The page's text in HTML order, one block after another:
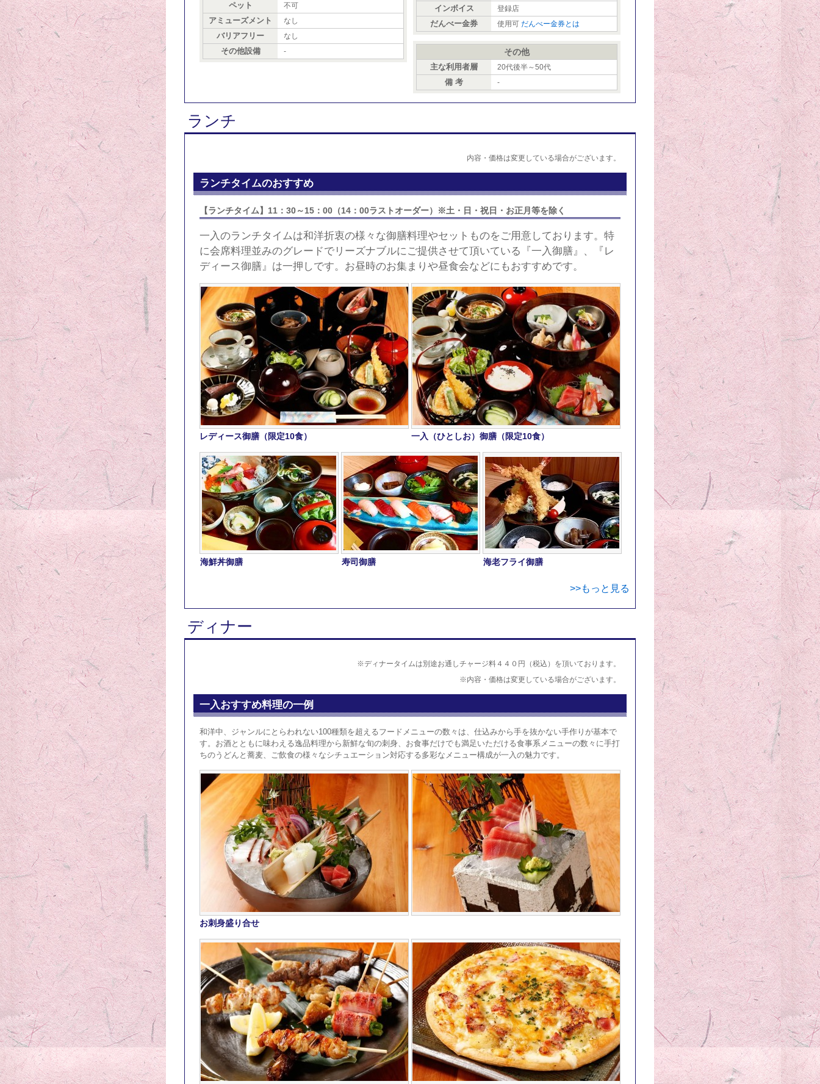
ペット 不可
アミューズメント なし
バリアフリー なし
その他設備 -
インボイス 登録店
だんべー金券 使用可 だんべー金券とは
その他
主な利用者層 20代後半～50代
備 考 -
ランチ
内容・価格は変更している場合がございます。
ランチタイムのおすすめ
【ランチタイム】11：30～15：00（14：00ラストオーダー）※土・日・祝日・お正月等を除く
一入のランチタイムは和洋折衷の様々な御膳料理やセットものをご用意しております。特
に会席料理並みのグレードでリーズナブルにご提供させて頂いている『一入御膳』、『レ
ディース御膳』は一押しです。お昼時のお集まりや昼食会などにもおすすめです。
レディース御膳（限定10食） 一入（ひとしお）御膳（限定10食）
海鮮丼御膳 寿司御膳 海老フライ御膳
>>もっと見る
ディナー
※ディナータイムは別途お通しチャージ料４４０円（税込）を頂いております。
※内容・価格は変更している場合がございます。
一入おすすめ料理の一例
和洋中、ジャンルにとらわれない100種類を超えるフードメニューの数々は、仕込みから手を抜かない手作りが基本で
す。お酒とともに味わえる逸品料理から新鮮な旬の刺身、お食事だけでも満足いただける食事系メニューの数々に手打
ちのうどんと蕎麦、ご飲食の様々なシチュエーション対応する多彩なメニュー構成が一入の魅力です。
お刺身盛り合せ